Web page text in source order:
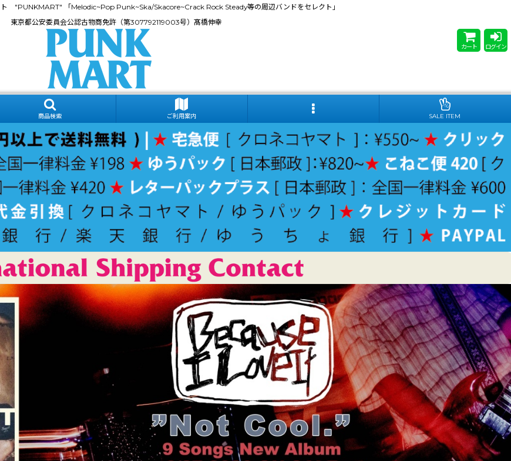
"PUNKMART" 「Melodic~Pop Punk~Ska/Skacore~Crack Rock Steady等の周辺バンドをセレクト」
東京都公安委員会公認古物商免許（第307792119003号）髙橋伸幸
カート ログイン
商品検索 ご利用案内 SALE ITEM